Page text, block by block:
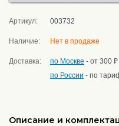
Артикул: 003732
Наличие: Нет в продаже
Доставка: по Москве - от 300 ₽
по России - по
Описание и